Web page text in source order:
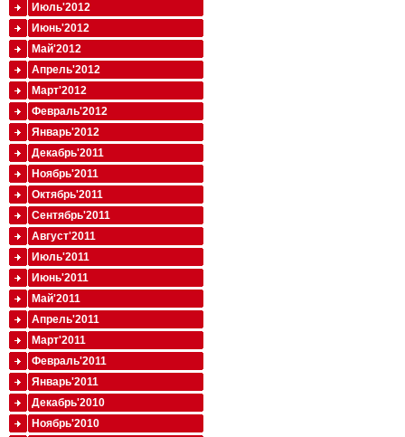
Июль'2012
Июнь'2012
Май'2012
Апрель'2012
Март'2012
Февраль'2012
Январь'2012
Декабрь'2011
Ноябрь'2011
Октябрь'2011
Сентябрь'2011
Август'2011
Июль'2011
Июнь'2011
Май'2011
Апрель'2011
Март'2011
Февраль'2011
Январь'2011
Декабрь'2010
Ноябрь'2010